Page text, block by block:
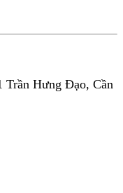
Trần Hưng Đạo, Cần